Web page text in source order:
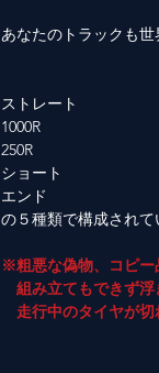
あなたのトラックも
ストレート
1000R
250R
ショート
エンド
の５種類で構成されて
※粗悪な偽物、コピー
組み立てもできず浮
走行中のタイヤが切